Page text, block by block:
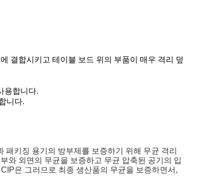
결합시키고 테이블 보드 위의 부품이 매우 격리 덮
용합니다.
니다.
키징 용기의 방부제를 보증하기 위해 무균 격리
와 외면의 무균을 보증하고 무균 압축된 공기의 입
은 그러므로 최종 생산품의 무균을 보증하면서,